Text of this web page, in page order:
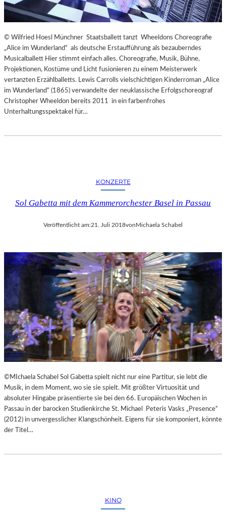
© Wilfried Hoesl Münchner Staatsballett tanzt Wheeldons Choreografie
„Alice im Wunderland“ als deutsche Erstaufführung als bezauberndes
Musicalballett Hier stimmt einfach alles. Choreografie, Musik, Bühne,
Projektionen, Kostüme und Licht fusionieren zu einem Meisterwerk
vertanzten Erzählballetts. Lewis Carrolls vielschichtigen Kinderroman „Alice
im Wunderland“ (1865) verwandelte der neuklassische Erfolgschoreograf
Christopher Wheeldon bereits 2011 in ein farbenfrohes
Unterhaltungsspektakel für…
KONZERTE
Sol Gabetta mit dem Kammerorchester Basel in Passau
Veröffentlicht am:21. Juli 2018vonMichaela Schabel
©MIchaela Schabel Sol Gabetta spielt nicht nur eine Partitur, sie lebt die
Musik, in dem Moment, wo sie sie spielt. Mit größter Virtuosität und
absoluter Hingabe präsentierte sie bei den 66. Europäischen Wochen in
Passau in der barocken Studienkirche St. Michael Peteris Vasks „Presence“
(2012) in unvergesslicher Klangschönheit. Eigens für sie komponiert, könnte
der Titel…
KINO